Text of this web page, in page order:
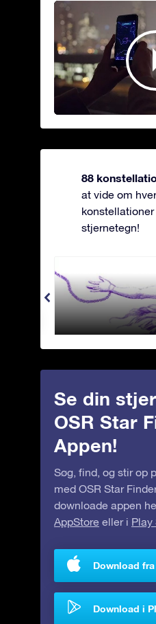
88
at vide om
konstellationer
stjernetegn!
Andromeda -
Se din
OSR Star
Appen!
Søg, find, og stir op
med OSR Star
downloade appen
AppStore eller i Play
Download
Download i